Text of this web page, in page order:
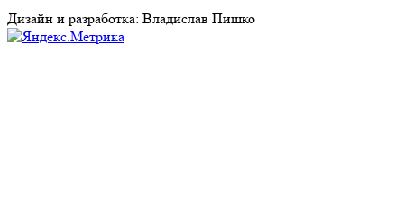
Дизайн и разработка: Владислав Пишко